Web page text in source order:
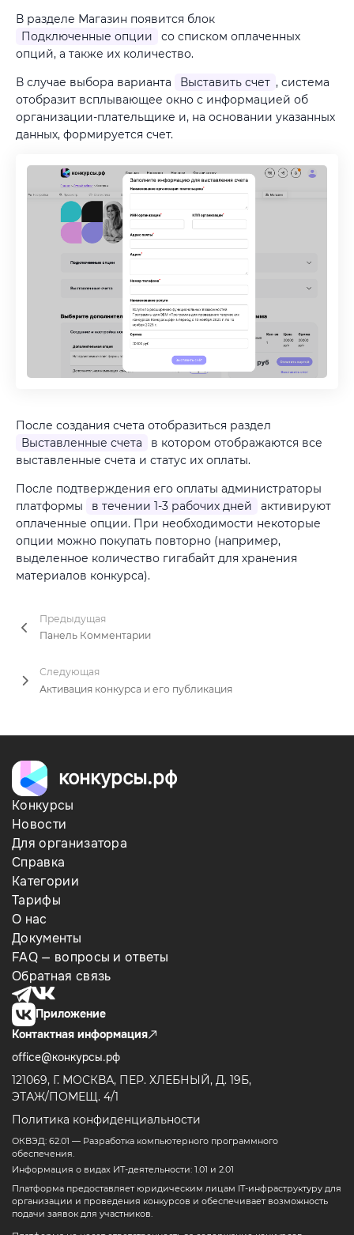
В разделе Магазин появится блок
Подключенные опции
со списком оплаченных
опций, а также их количество.
В случае выбора варианта
Выставить счет , система
отобразит всплывающее окно с информацией об
организации-плательщике и, на основании указанных
данных, формируется счет.
После создания счета отобразиться раздел
Выставленные счета
в котором отображаются все
выставленные счета и статус их оплаты.
После подтверждения его оплаты администраторы
платформы
в течении 1-3 рабочих дней
активируют
оплаченные опции. При необходимости некоторые
опции можно покупать повторно (например,
выделенное количество гигабайт для хранения
материалов конкурса).
Предыдущая
Панель Комментарии
Следующая
Активация конкурса и его публикация
конкурсы.рф
Конкурсы
Новости
Для организатора
Справка
Категории
Тарифы
О нас
Документы
FAQ — вопросы и ответы
Обратная связь
Приложение
Контактная информация
office@конкурсы.рф
121069, Г. МОСКВА, ПЕР. ХЛЕБНЫЙ, Д. 19Б,
ЭТАЖ/ПОМЕЩ. 4/1
Политика конфиденциальности
ОКВЭД: 62.01 — Разработка компьютерного программного
обеспечения.
Информация о видах ИТ-деятельности: 1.01 и 2.01
Платформа предоставляет юридическим лицам IT-инфраструктуру для
организации и проведения конкурсов и обеспечивает возможность
подачи заявок для участников.